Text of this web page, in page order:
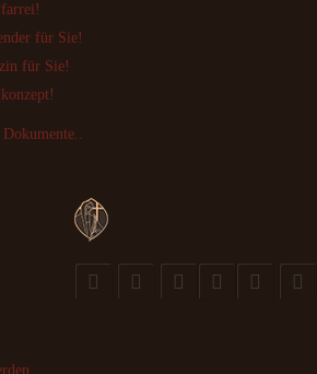
für Sie!
für Sie!
Dokumente..